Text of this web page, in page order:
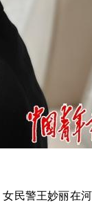
民警王妙丽在